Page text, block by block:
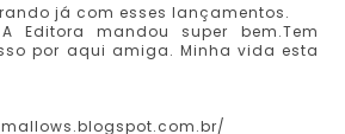
já com esses lançamentos.
Editora mandou super bem.Tem
por aqui amiga. Minha vida esta